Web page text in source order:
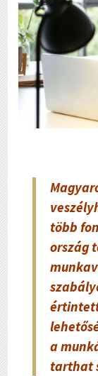
több
ország
a
tarthat